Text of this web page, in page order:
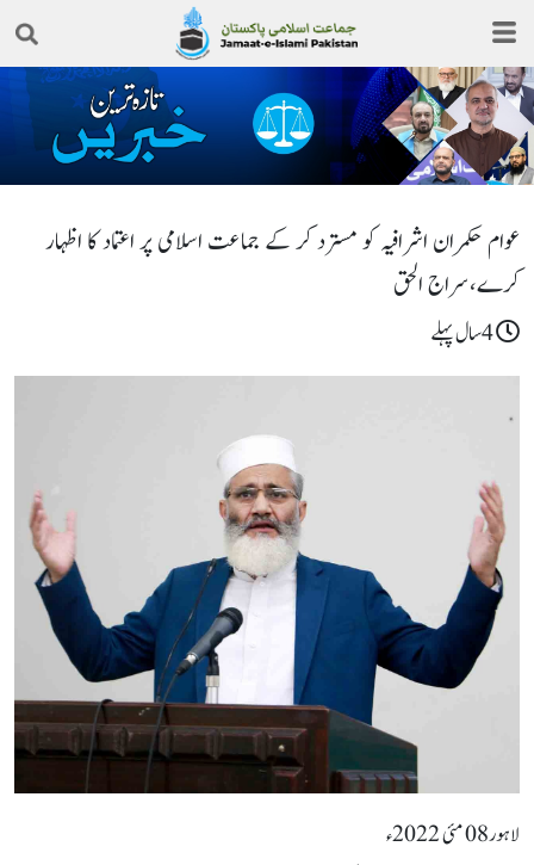
عوام حکمران اشرافیہ کو مسترد کر کے جماعت اسلامی پر اعتماد کا اظہار
کرے،سراج الحق
لاہور08 مئی 2022ء